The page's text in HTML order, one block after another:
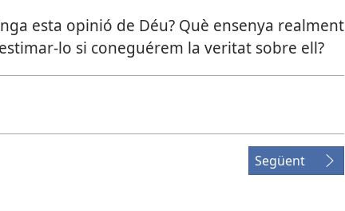
esta opinió de Déu? Què ensenya realment
lo si coneguérem la veritat sobre ell?
Següent